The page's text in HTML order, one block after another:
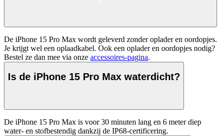
De iPhone 15 Pro Max wordt geleverd zonder oplader en oordopjes.
Je krijgt wel een oplaadkabel. Ook een oplader en oordopjes nodig?
Bestel ze dan mee via onze accessoires-pagina.
Is de iPhone 15 Pro Max waterdicht?
De iPhone 15 Pro Max is voor 30 minuten lang en 6 meter diep
water- en stofbestendig dankzij de IP68-certificering.